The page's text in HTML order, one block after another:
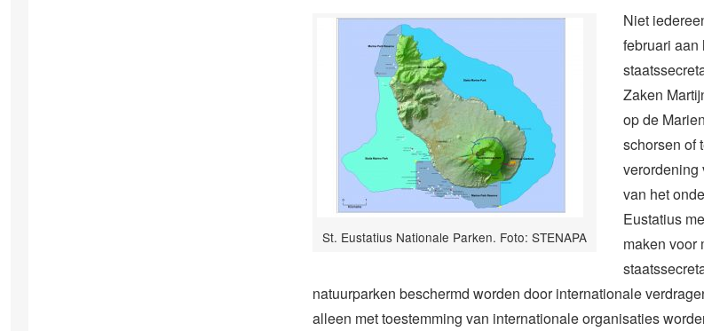
St. Eustatius Nationale Parken. Foto: STENAPA
Niet
februari
Zaken
op de
schorsen of
verordening
van het
Eustatius
maken voor
natuurparken beschermd worden door internationale
alleen met toestemming van internationale organisaties